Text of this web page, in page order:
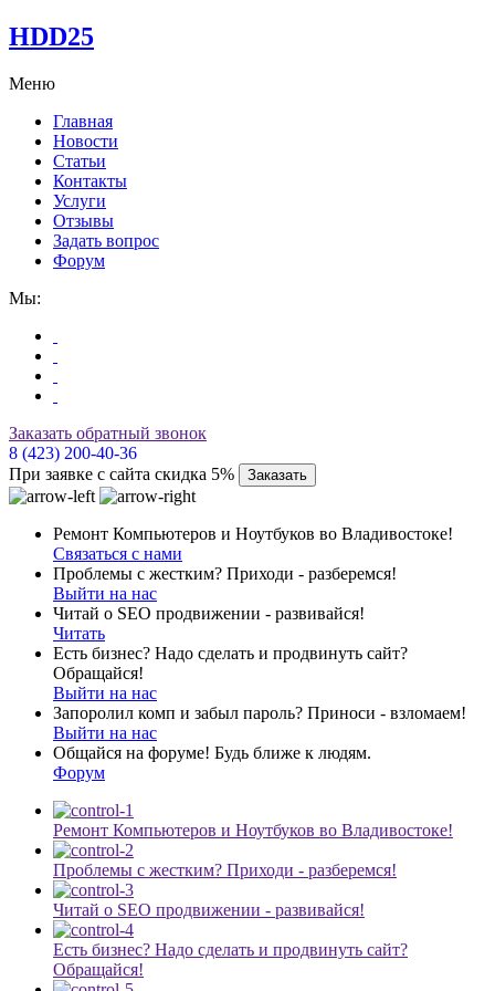
HDD25
Меню
Главная
Новости
Статьи
Контакты
Услуги
Отзывы
Задать вопрос
Форум
Мы:
Заказать обратный звонок
8 (423) 200-40-36
При заявке с сайта скидка 5%
Заказать
Ремонт Компьютеров и Ноутбуков во Владивостоке!
Связаться с нами
Проблемы с жестким? Приходи - разберемся!
Выйти на нас
Читай о SEO продвижении - развивайся!
Читать
Есть бизнес? Надо сделать и продвинуть сайт?
Обращайся!
Выйти на нас
Запоролил комп и забыл пароль? Приноси - взломаем!
Выйти на нас
Общайся на форуме! Будь ближе к людям.
Форум
Ремонт Компьютеров и Ноутбуков во Владивостоке!
Проблемы с жестким? Приходи - разберемся!
Читай о SEO продвижении - развивайся!
Есть бизнес? Надо сделать и продвинуть сайт?
Обращайся!